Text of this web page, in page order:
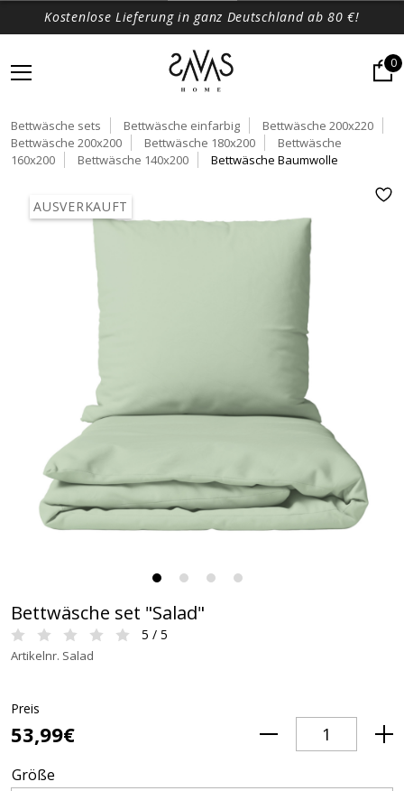
Kostenlose Lieferung in ganz Deutschland ab 80 €!
0
Bettwäsche sets Bettwäsche einfarbig
Bettwäsche 200x220
Bettwäsche 200x200
Bettwäsche 180x200
Bettwäsche
160x200
Bettwäsche 140x200 Bettwäsche Baumwolle
AUSVERKAUFT
Bettwäsche set "Salad"
5 / 5
Artikelnr. Salad
Preis
53,99€
Größe